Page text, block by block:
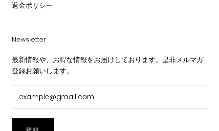
返金ポリシー
Newsletter
最新情報や、お得な情報をお届けしております。是非メルマガ
登録お願いします。